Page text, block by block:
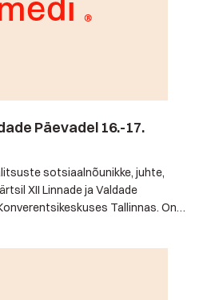
sotsiaalnõunikke, juhte,
XII Linnade ja Valdade
Tallinnas.
koostöös me nende
aitame kui ka nende
vaid telefonis ja e-kanalites